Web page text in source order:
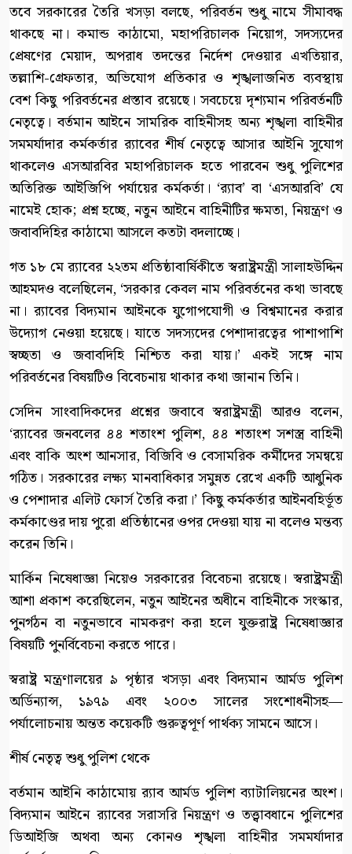
তবে সরকারের তৈরি খসড়া বলছে, পরিবর্তন শুধু নামে সীমাবদ্ধ
থাকছে না। কমান্ড কাঠামো, মহাপরিচালক নিয়োগ, সদস্যদের
প্রেষণের মেয়াদ, অপরাধ তদন্তের নির্দেশ দেওয়ার এখতিয়ার,
তল্লাশি-গ্রেফতার, অভিযোগ প্রতিকার ও শৃঙ্খলাজনিত ব্যবস্থায়
বেশ কিছু পরিবর্তনের প্রস্তাব রয়েছে। সবচেয়ে দৃশ্যমান পরিবর্তনটি
নেতৃত্বে। বর্তমান আইনে সামরিক বাহিনীসহ অন্য শৃঙ্খলা বাহিনীর
সমমর্যাদার কর্মকর্তার র‍্যাবের শীর্ষ নেতৃত্বে আসার আইনি সুযোগ
থাকলেও এসআরবির মহাপরিচালক হতে পারবেন শুধু পুলিশের
অতিরিক্ত আইজিপি পর্যায়ের কর্মকর্তা। ‘র‍্যাব’ বা ‘এসআরবি’ যে
নামেই হোক; প্রশ্ন হচ্ছে, নতুন আইনে বাহিনীটির ক্ষমতা, নিয়ন্ত্রণ ও
জবাবদিহির কাঠামো আসলে কতটা বদলাচ্ছে।
গত ১৮ মে র‍্যাবের ২২তম প্রতিষ্ঠাবার্ষিকীতে স্বরাষ্ট্রমন্ত্রী সালাহউদ্দিন
আহমদও বলেছিলেন, ‘সরকার কেবল নাম পরিবর্তনের কথা ভাবছে
না। র‍্যাবের বিদ্যমান আইনকে যুগোপযোগী ও বিশ্বমানের করার
উদ্যোগ নেওয়া হয়েছে। যাতে সদস্যদের পেশাদারত্বের পাশাপাশি
স্বচ্ছতা ও জবাবদিহি নিশ্চিত করা যায়।’ একই সঙ্গে নাম
পরিবর্তনের বিষয়টিও বিবেচনায় থাকার কথা জানান তিনি।
সেদিন সাংবাদিকদের প্রশ্নের জবাবে স্বরাষ্ট্রমন্ত্রী আরও বলেন,
‘র‍্যাবের জনবলের ৪৪ শতাংশ পুলিশ, ৪৪ শতাংশ সশস্ত্র বাহিনী
এবং বাকি অংশ আনসার, বিজিবি ও বেসামরিক কর্মীদের সমন্বয়ে
গঠিত। সরকারের লক্ষ্য মানবাধিকার সমুন্নত রেখে একটি আধুনিক
ও পেশাদার এলিট ফোর্স তৈরি করা।’ কিছু কর্মকর্তার আইনবহির্ভূত
কর্মকাণ্ডের দায় পুরো প্রতিষ্ঠানের ওপর দেওয়া যায় না বলেও মন্তব্য
করেন তিনি।
মার্কিন নিষেধাজ্ঞা নিয়েও সরকারের বিবেচনা রয়েছে। স্বরাষ্ট্রমন্ত্রী
আশা প্রকাশ করেছিলেন, নতুন আইনের অধীনে বাহিনীকে সংস্কার,
পুনর্গঠন বা নতুনভাবে নামকরণ করা হলে যুক্তরাষ্ট্র নিষেধাজ্ঞার
বিষয়টি পুনর্বিবেচনা করতে পারে।
স্বরাষ্ট্র মন্ত্রণালয়ের ৯ পৃষ্ঠার খসড়া এবং বিদ্যমান আর্মড পুলিশ
অর্ডিন্যান্স, ১৯৭৯ এবং ২০০৩ সালের সংশোধনীসহ—
পর্যালোচনায় অন্তত কয়েকটি গুরুত্বপূর্ণ পার্থক্য সামনে আসে।
শীর্ষ নেতৃত্ব শুধু পুলিশ থেকে
বর্তমান আইনি কাঠামোয় র‍্যাব আর্মড পুলিশ ব্যাটালিয়নের অংশ।
বিদ্যমান আইনে র‍্যাবের সরাসরি নিয়ন্ত্রণ ও তত্ত্বাবধানে পুলিশের
ডিআইজি অথবা অন্য কোনও শৃঙ্খলা বাহিনীর সমমর্যাদার